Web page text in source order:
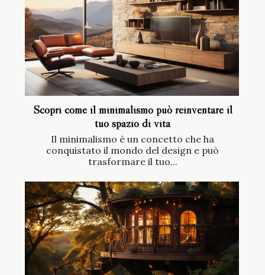
Scopri come il minimalismo può reinventare il
tuo spazio di vita
Il minimalismo è un concetto che ha
conquistato il mondo del design e può
trasformare il tuo...